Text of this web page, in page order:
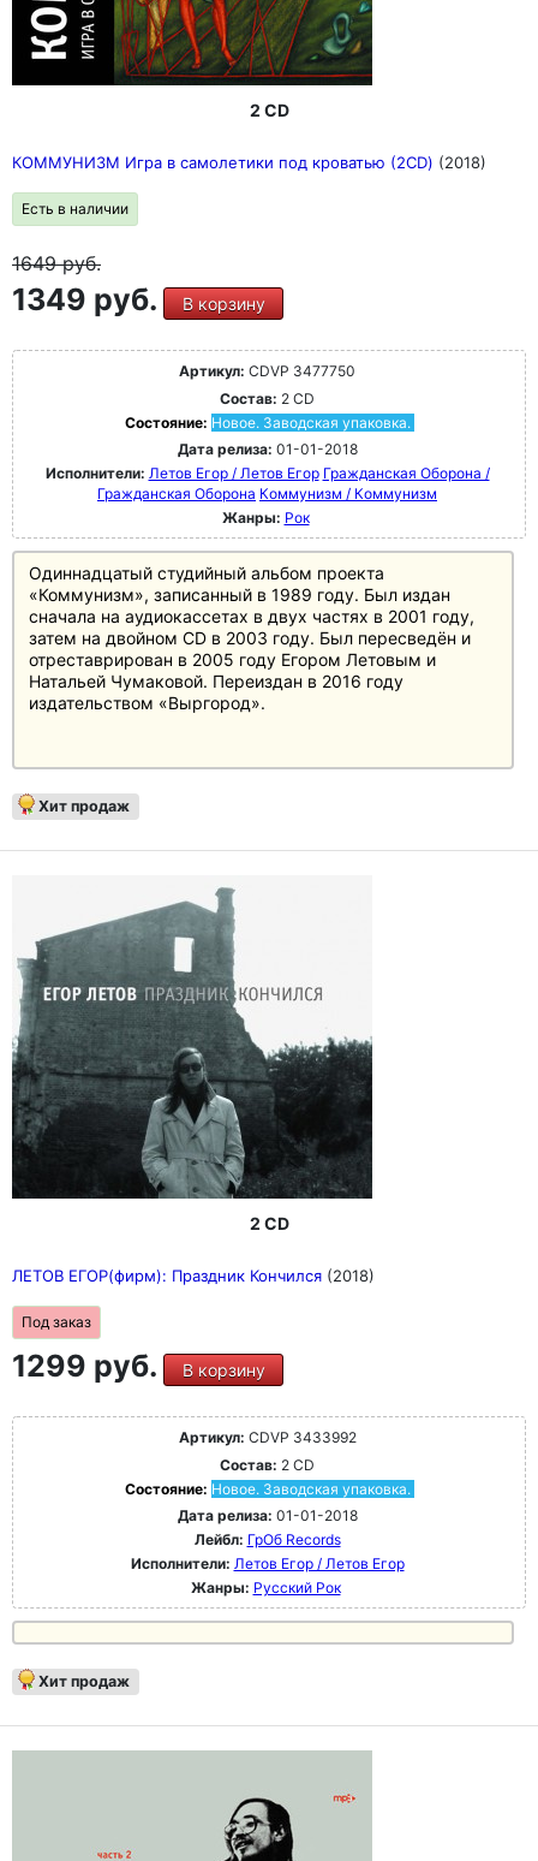
2 CD
КОММУНИЗМ Игра в самолетики под кроватью (2CD) (2018)
Есть в наличии
1649руб.
1349 руб. В корзину
Артикул: CDVP 3477750
Состав: 2 CD
Состояние: Новое. Заводская упаковка.
Дата релиза: 01-01-2018
Исполнители: Летов Егор / Летов Егор Гражданская Оборона /
Гражданская Оборона Коммунизм / Коммунизм
Жанры: Рок
Одиннадцатый студийный альбом проекта
«Коммунизм», записанный в 1989 году. Был издан
сначала на аудиокассетах в двух частях в 2001 году,
затем на двойном CD в 2003 году. Был пересведён и
отреставрирован в 2005 году Егором Летовым и
Натальей Чумаковой. Переиздан в 2016 году
издательством «Выргород».
Хит продаж
2 CD
ЛЕТОВ ЕГОР(фирм): Праздник Кончился (2018)
Под заказ
1299 руб. В корзину
Артикул: CDVP 3433992
Состав: 2 CD
Состояние: Новое. Заводская упаковка.
Дата релиза: 01-01-2018
Лейбл: ГрОб Records
Исполнители: Летов Егор / Летов Егор
Жанры: Русский Рок
Хит продаж